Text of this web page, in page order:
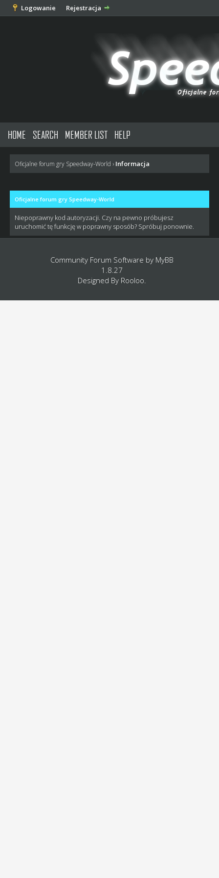
Logowanie Rejestracja
HOME SEARCH MEMBER LIST HELP
Oficjalne forum gry Speedway-World › Informacja
Oficjalne forum gry Speedway-World
Niepoprawny kod autoryzacji. Czy na pewno próbujesz
uruchomić tę funkcję w poprawny sposób? Spróbuj ponownie.
Community Forum Software by MyBB
1.8.27
Designed By Rooloo.